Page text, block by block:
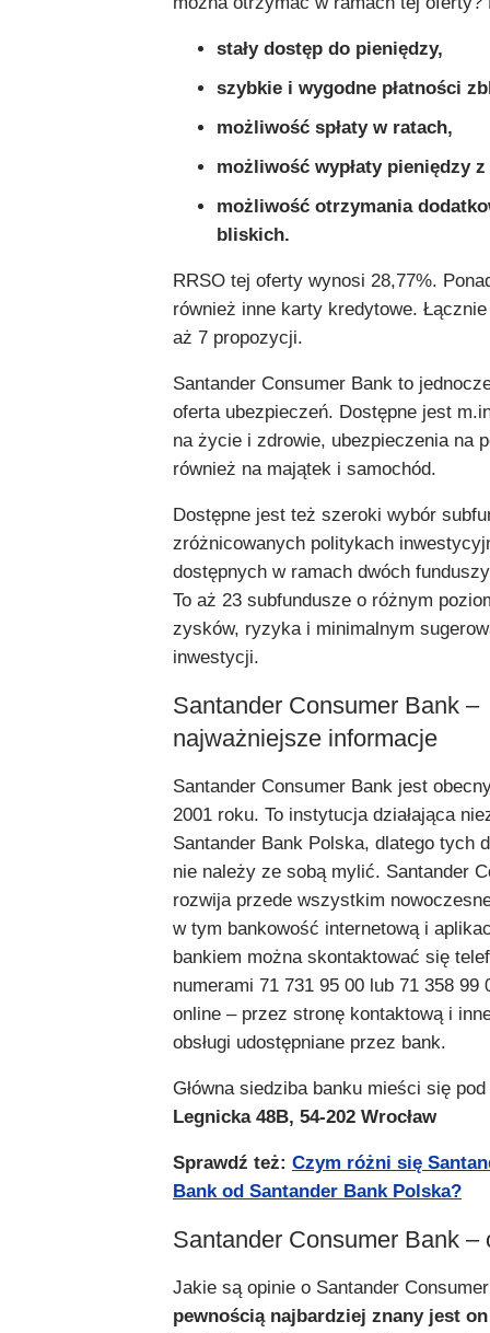
stały dostęp do pieniędzy,
szybkie i wygodne płatności
możliwość spłaty w ratach,
możliwość wypłaty pieniędzy
możliwość otrzymania
bliskich.
RRSO tej oferty wynosi 28,77%.
również inne karty kredytowe.
aż 7 propozycji.
Santander Consumer Bank to
oferta ubezpieczeń. Dostępne jest
na życie i zdrowie, ubezpieczenia na
również na majątek i samochód.
Dostępne jest też szeroki wybór
zróżnicowanych politykach
dostępnych w ramach dwóch
To aż 23 subfundusze o różnym
zysków, ryzyka i minimalnym
inwestycji.
Santander Consumer Bank –
najważniejsze informacje
Santander Consumer Bank jest
2001 roku. To instytucja działająca
Santander Bank Polska, dlatego tych
nie należy ze sobą mylić. Santander
rozwija przede wszystkim nowoczesne
w tym bankowość internetową i
bankiem można skontaktować się
numerami 71 731 95 00 lub 71 358 99
online – przez stronę kontaktową i
obsługi udostępniane przez bank.
Główna siedziba banku mieści się
Legnicka 48B, 54-202 Wrocław
Sprawdź też: Czym różni się
Bank od Santander Bank Polska?
Santander Consumer Bank –
Jakie są opinie o Santander
pewnością najbardziej znany jest